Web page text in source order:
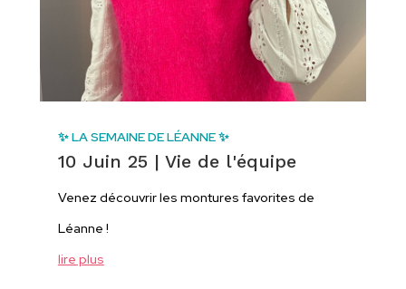
✨ LA SEMAINE DE LÉANNE ✨
10 Juin 25 | Vie de l'équipe
Venez découvrir les montures favorites de
Léanne !
lire plus